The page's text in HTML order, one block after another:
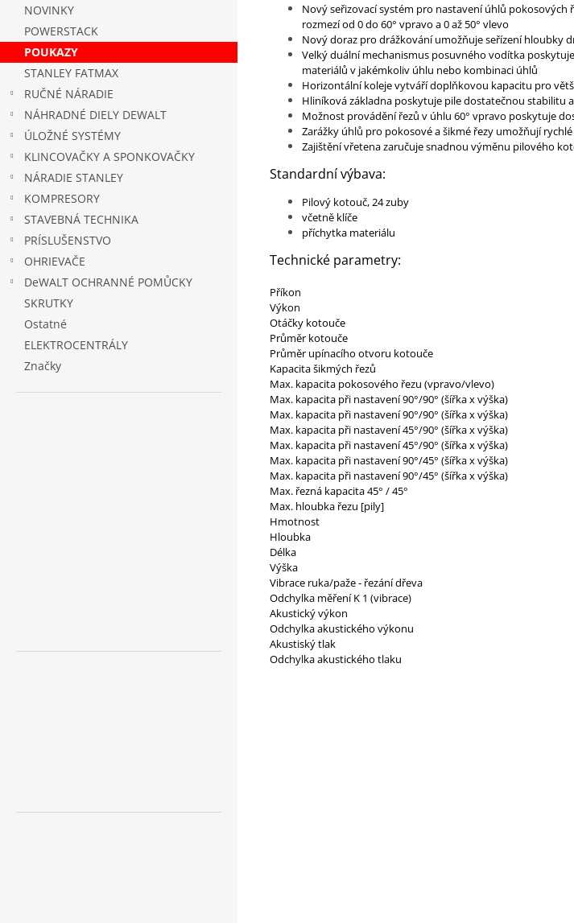
NOVINKY
POWERSTACK
POUKAZY
STANLEY FATMAX
RUČNÉ NÁRADIE
NÁHRADNÉ DIELY DEWALT
ÚLOŽNÉ SYSTÉMY
KLINCOVAČKY A SPONKOVAČKY
NÁRADIE STANLEY
KOMPRESORY
STAVEBNÁ TECHNIKA
PRÍSLUŠENSTVO
OHRIEVAČE
DeWALT OCHRANNÉ POMŮCKY
SKRUTKY
Ostatné
ELEKTROCENTRÁLY
Značky
Nový seřizovací systém pro nastavení úhlů pokosových
rozmezí od 0 do 60° vpravo a 0 až 50° vlevo
Nový doraz pro drážkování umožňuje seřízení hloubky
Velký duální mechanismus posuvného vodítka
materiálů v jakémkoliv úhlu nebo kombinaci úhlů
Horizontální koleje vytváří doplňkovou kapacitu pro
Hliníková základna poskytuje pile dostatečnou stabilitu
Možnost provádění řezů v úhlu 60° vpravo poskytuje
Zarážky úhlů pro pokosové a šikmé řezy umožňují
Zajištění vřetena zaručuje snadnou výměnu pilového
Standardní výbava:
Pilový kotouč, 24 zuby
včetně klíče
příchytka materiálu
Technické parametry:
Příkon
Výkon
Otáčky kotouče
Průměr kotouče
Průměr upínacího otvoru kotouče
Kapacita šikmých řezů
Max. kapacita pokosového řezu (vpravo/vlevo)
Max. kapacita při nastavení 90°/90° (šířka x výška)
Max. kapacita při nastavení 90°/90° (šířka x výška)
Max. kapacita při nastavení 45°/90° (šířka x výška)
Max. kapacita při nastavení 45°/90° (šířka x výška)
Max. kapacita při nastavení 90°/45° (šířka x výška)
Max. kapacita při nastavení 90°/45° (šířka x výška)
Max. řezná kapacita 45° / 45°
Max. hloubka řezu [pily]
Hmotnost
Hloubka
Délka
Výška
Vibrace ruka/paže - řezání dřeva
Odchylka měření K 1 (vibrace)
Akustický výkon
Odchylka akustického výkonu
Akustiský tlak
Odchylka akustického tlaku